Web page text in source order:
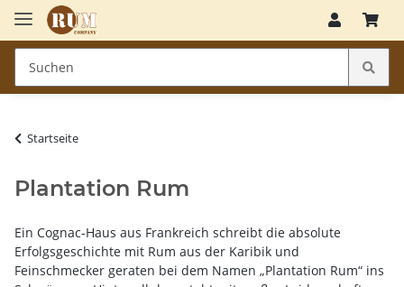
Startseite
Plantation Rum
Ein Cognac-Haus aus Frankreich schreibt die absolute
Erfolgsgeschichte mit Rum aus der Karibik und
Feinschmecker geraten bei dem Namen „Plantation Rum“ ins